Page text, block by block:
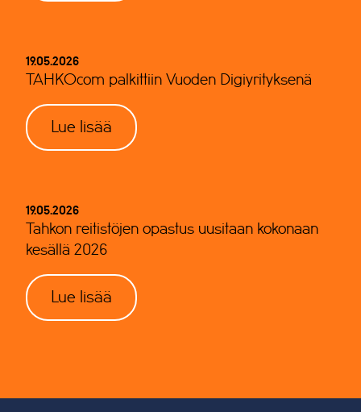
19.05.2026
TAHKOcom palkittiin Vuoden Digiyrityksenä
Lue lisää
19.05.2026
Tahkon reitistöjen opastus uusitaan kokonaan
kesällä 2026
Lue lisää